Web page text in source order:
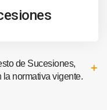
de Sucesiones,
normativa vigente.